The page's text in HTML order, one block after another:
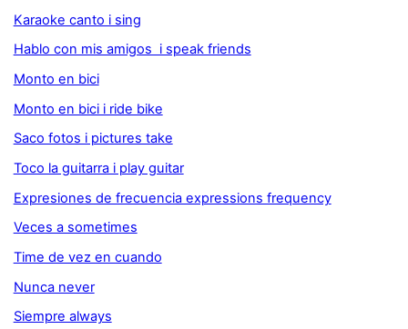
Karaoke canto i sing
Hablo con mis amigos i speak friends
Monto en bici
Monto en bici i ride bike
Saco fotos i pictures take
Toco la guitarra i play guitar
Expresiones de frecuencia expressions frequency
Veces a sometimes
Time de vez en cuando
Nunca never
Siempre always